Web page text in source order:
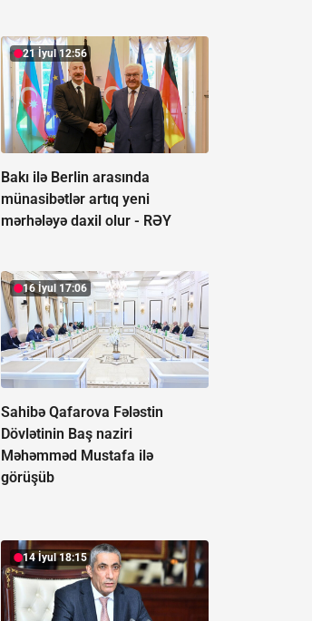
21 İyul 12:56
Bakı ilə Berlin arasında
münasibətlər artıq yeni
mərhələyə daxil olur - RƏY
16 İyul 17:06
Sahibə Qafarova Fələstin
Dövlətinin Baş naziri
Məhəmməd Mustafa ilə
görüşüb
14 İyul 18:15